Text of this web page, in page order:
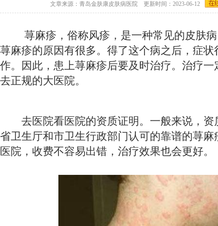
文章来源：青岛金肤康皮肤病医院 更新时间：2023-06-12
荨麻疹，俗称风疹，是一种常见的皮肤病
荨麻疹的原因有很多。得了这个病之后，症
作。因此，患上荨麻疹后要及时治疗。治疗
去正规的大医院。
去医院看医院的资质证明。一般来说，资
省卫生厅和市卫生行政部门认可的靠谱的荨
医院，收费不容易出错，治疗效果也会更好。